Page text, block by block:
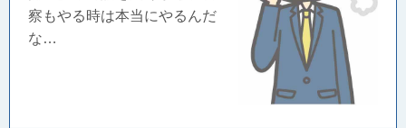
察もやる時は本当にやるんだ
な…